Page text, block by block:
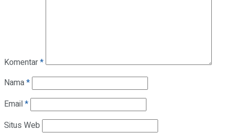
Komentar*
Nama*
Email*
Situs Web